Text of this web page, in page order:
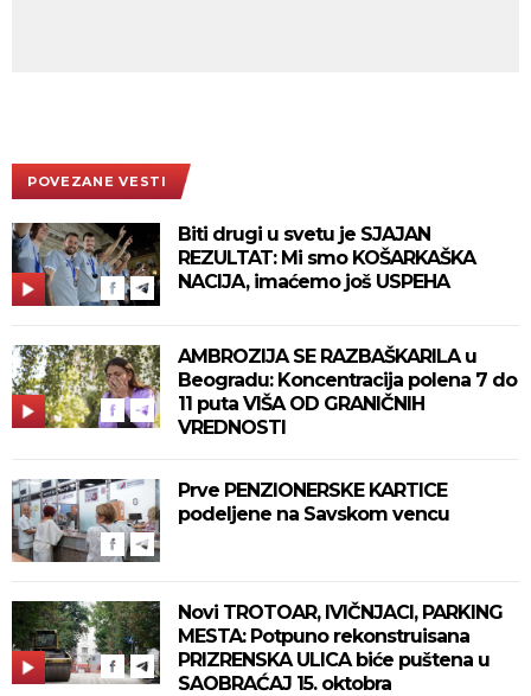
POVEZANE VESTI
Biti drugi u svetu je SJAJAN
REZULTAT: Mi smo KOŠARKAŠKA
NACIJA, imaćemo još USPEHA
AMBROZIJA SE RAZBAŠKARILA u
Beogradu: Koncentracija polena 7 do
11 puta VIŠA OD GRANIČNIH
VREDNOSTI
Prve PENZIONERSKE KARTICE
podeljene na Savskom vencu
Novi TROTOAR, IVIČNJACI, PARKING
MESTA: Potpuno rekonstruisana
PRIZRENSKA ULICA biće puštena u
SAOBRAĆAJ 15. oktobra